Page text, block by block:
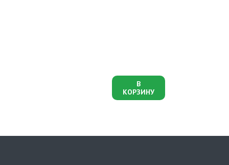
В
КОРЗИНУ